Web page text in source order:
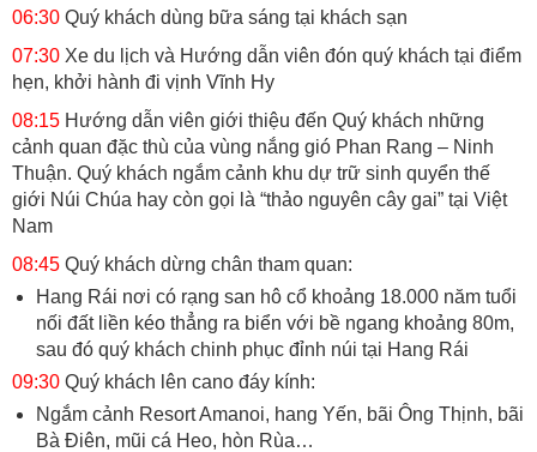
06:30 Quý khách dùng bữa sáng tại khách sạn
07:30 Xe du lịch và Hướng dẫn viên đón quý khách tại điểm
hẹn, khởi hành đi vịnh Vĩnh Hy
08:15 Hướng dẫn viên giới thiệu đến Quý khách những
cảnh quan đặc thù của vùng nắng gió Phan Rang – Ninh
Thuận. Quý khách ngắm cảnh khu dự trữ sinh quyển thế
giới Núi Chúa hay còn gọi là “thảo nguyên cây gai” tại Việt
Nam
08:45 Quý khách dừng chân tham quan:
Hang Rái nơi có rạng san hô cổ khoảng 18.000 năm tuổi
nối đất liền kéo thẳng ra biển với bề ngang khoảng 80m,
sau đó quý khách chinh phục đỉnh núi tại Hang Rái
09:30 Quý khách lên cano đáy kính:
Ngắm cảnh Resort Amanoi, hang Yến, bãi Ông Thịnh, bãi
Bà Điên, mũi cá Heo, hòn Rùa…